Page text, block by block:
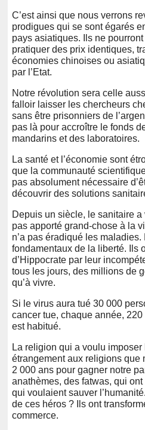
C’est ainsi que nous verrons
prodigues qui se sont égarés
pays asiatiques. Ils ne
pratiquer des prix identiques,
économies chinoises ou
par l’Etat.
Notre révolution sera celle
falloir laisser les chercheurs
sans être prisonniers de
pas là pour accroître le fonds
mandarins et des laboratoires.
La santé et l’économie sont
que la communauté
pas absolument nécessaire
découvrir des solutions
Depuis un siècle, le sanitaire a
pas apporté grand-chose à la
n’a pas éradiqué les
fondamentaux de la liberté. Ils
d’Hippocrate par leur
tous les jours, des millions de
qu’à vivre.
Si le virus aura tué 30 000
cancer tue, chaque année, 220
est habitué.
La religion qui a voulu imposer
étrangement aux religions que
2 000 ans pour gagner notre
anathèmes, des fatwas, qui
qui voulaient sauver
de ces héros ? Ils ont
commerce.